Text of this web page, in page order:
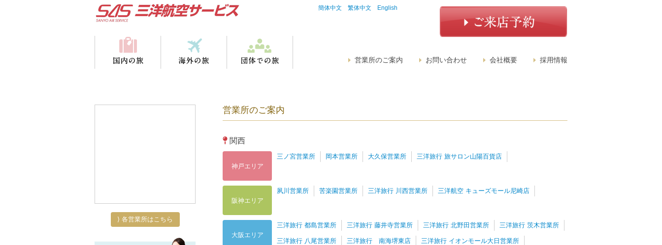
簡体中文 繁体中文 English
採用情報
会社概要
お問い合わせ
営業所のご案内
⟩ 各営業所はこちら
営業所のご案内
関西
神戸エリア
三ノ宮営業所 岡本営業所 大久保営業所 三洋旅行 旅サロン山陽百貨店
阪神エリア
夙川営業所 苦楽園営業所 三洋旅行 川西営業所 三洋航空 キューズモール尼崎店
大阪エリア
三洋旅行 都島営業所 三洋旅行 藤井寺営業所 三洋旅行 北野田営業所 三洋旅行 茨木営業所
三洋旅行 八尾営業所 三洋旅行 南海堺東店 三洋旅行 イオンモール大日営業所